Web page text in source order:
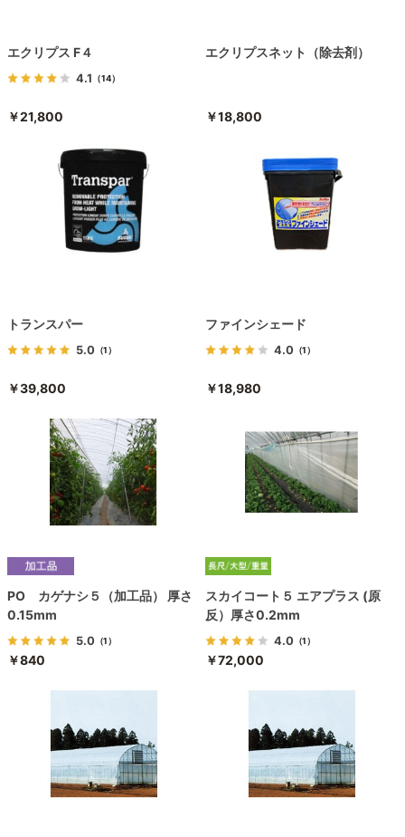
エクリプス F４
4.1 （14）
￥21,800
エクリプスネット（除去剤）
￥18,800
トランスパー
5.0 （1）
￥39,800
ファインシェード
4.0 （1）
￥18,980
PO カゲナシ５（加工品） 厚さ
0.15mm
5.0 （1）
￥840
スカイコート５ エアプラス (原
反）厚さ0.2mm
4.0 （1）
￥72,000